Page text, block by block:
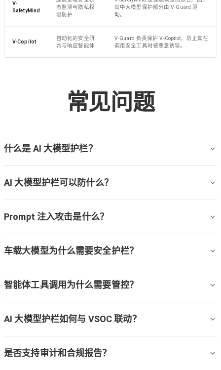
V-
SafetyMind
态监测与隐私权
限防护
其中大模型保护部分由 V-Guard 驱
动。
V-Copilot
自动化的安全研
判与响应智能体
V-Guard 负责保护 V-Copilot，防止其在
调用安全工具时被恶意诱导。
常见问题
什么是 AI 大模型护栏？
AI 大模型护栏可以防什么？
Prompt 注入攻击是什么？
车载大模型为什么需要安全护栏？
智能体工具调用为什么需要管控？
AI 大模型护栏如何与 VSOC 联动？
是否支持审计和合规报告？